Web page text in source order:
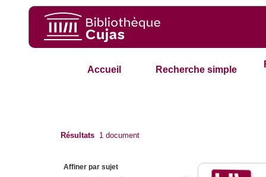
Accueil Recherche simple
Résultats 1 document
Affiner par sujet